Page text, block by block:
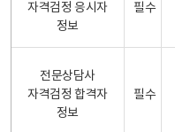
자격검정 응시자
정보
필수
전문상담사
자격검정 합격자
정보
필수